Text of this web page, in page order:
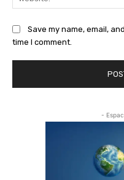
Save my name, email,
time I comment.
-